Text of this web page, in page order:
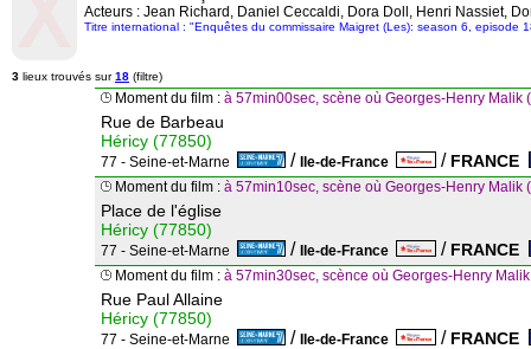
Acteurs : Jean Richard, Daniel Ceccaldi, Dora Doll, Henri Nassiet,
Titre international : "Enquêtes du commissaire Maigret (Les): season 6, episode
3 lieux trouvés sur18 (filtre)
Moment du film : à 57min00sec, scène où Georges-Henry Malik
Rue de Barbeau
Héricy (77850)
77 - Seine-et-Marne / Ile-de-France / FRANCE
Moment du film : à 57min10sec, scène où Georges-Henry Malik
Place de l'église
Héricy (77850)
77 - Seine-et-Marne / Ile-de-France / FRANCE
Moment du film : à 57min30sec, scènce où Georges-Henry
Rue Paul Allaine
Héricy (77850)
77 - Seine-et-Marne / Ile-de-France / FRANCE